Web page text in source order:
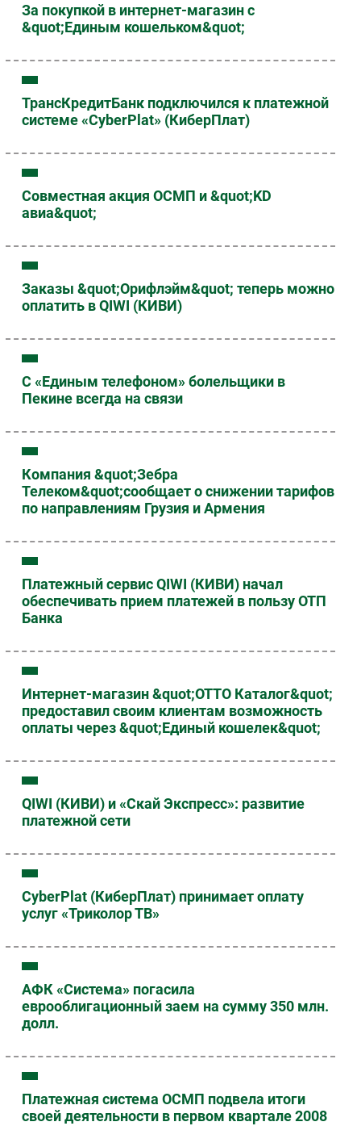
За покупкой в интернет-магазин с
&quot;Единым кошельком&quot;
ТрансКредитБанк подключился к платежной
системе «CyberPlat» (КиберПлат)
Совместная акция ОСМП и &quot;KD
авиа&quot;
Заказы &quot;Орифлэйм&quot; теперь можно
оплатить в QIWI (КИВИ)
С «Единым телефоном» болельщики в
Пекине всегда на связи
Компания &quot;Зебра
Телеком&quot;сообщает о снижении тарифов
по направлениям Грузия и Армения
Платежный сервис QIWI (КИВИ) начал
обеспечивать прием платежей в пользу ОТП
Банка
Интернет-магазин &quot;ОТТО Каталог&quot;
предоставил своим клиентам возможность
оплаты через &quot;Единый кошелек&quot;
QIWI (КИВИ) и «Скай Экспресс»: развитие
платежной сети
CyberPlat (КиберПлат) принимает оплату
услуг «Триколор ТВ»
АФК «Система» погасила
еврооблигационный заем на сумму 350 млн.
долл.
Платежная система ОСМП подвела итоги
своей деятельности в первом квартале 2008